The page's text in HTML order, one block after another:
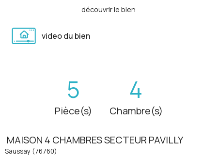
découvrir le bien
video du bien
5
Pièce(s)
4
Chambre(s)
MAISON 4 CHAMBRES SECTEUR PAVILLY
Saussay (76760)